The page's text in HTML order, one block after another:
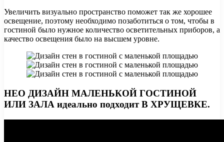
Увеличить визуально пространство поможет так же хорошее
освещение, поэтому необходимо позаботиться о том, чтобы в
гостиной было нужное количество осветительных приборов, а
качество освещения было на высшем уровне.
НЕО ДИЗАЙН МАЛЕНЬКОЙ ГОСТИНОЙ
ИЛИ ЗАЛА идеально подходит В ХРУЩЕВКЕ.